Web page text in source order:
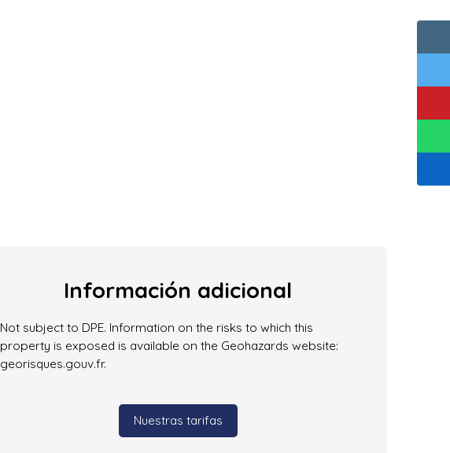
Información adicional
Not subject to DPE. Information on the risks to which this
property is exposed is available on the Geohazards website:
georisques.gouv.fr.
Nuestras tarifas